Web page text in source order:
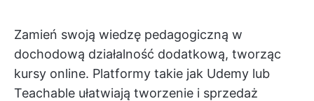
Zamień swoją wiedzę pedagogiczną w
dochodową działalność dodatkową, tworząc
kursy online. Platformy takie jak Udemy lub
Teachable ułatwiają tworzenie i sprzedaż